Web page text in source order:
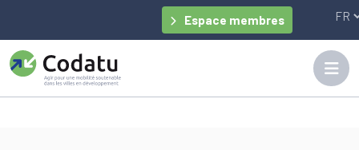
Espace membres
Panneau de gestion des cookies